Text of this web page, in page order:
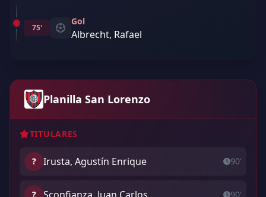
75'
Gol
Albrecht, Rafael
Planilla San Lorenzo
TITULARES
? Irusta, Agustín Enrique 90'
? 90'